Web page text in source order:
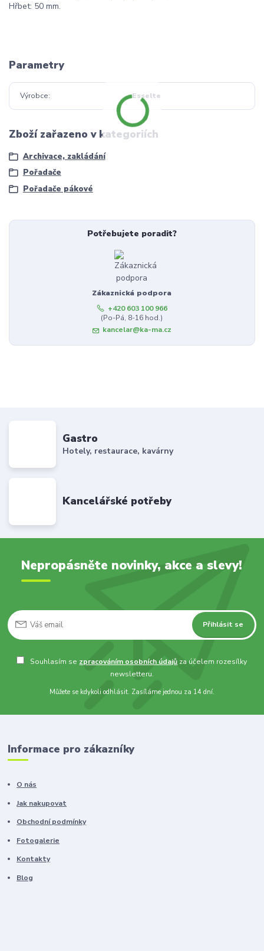
Hřbet: 50 mm.
Parametry
Výrobce Esselte
Zboží zařazeno v kategoriích
Archivace, zakládání
Pořadače
Pořadače pákové
Potřebujete poradit?
Zákaznická podpora
+420 603 100 966
(Po-Pá, 8-16 hod.)
kancelar@ka-ma.cz
Gastro
Hotely, restaurace, kavárny
Kancelářské potřeby
Nepropásněte novinky, akce a slevy!
Přihlásit se
Souhlasím se zpracováním osobních údajů za účelem rozesílky
newsletteru.
Můžete se kdykoli odhlásit. Zasíláme jednou za 14 dní.
Informace pro zákazníky
O nás
Jak nakupovat
Obchodní podmínky
Fotogalerie
Kontakty
Blog